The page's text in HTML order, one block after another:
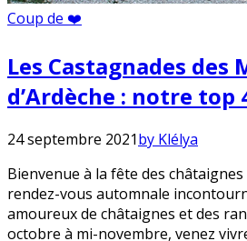
Coup de ❤️
Les Castagnades des
d’Ardèche : notre top
24 septembre 2021by Klélya
Bienvenue à la fête des châtaignes
rendez-vous automnale
amoureux de châtaignes et des
octobre à mi-novembre, venez